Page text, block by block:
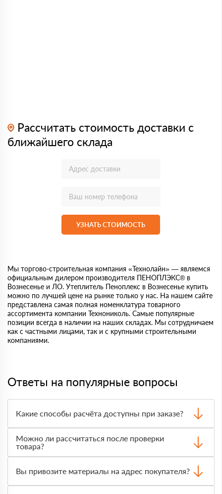
Рассчитать стоимость доставки с
ближайшего склада
УЗНАТЬ СТОИМОСТЬ
Мы торгово-строительная компания «Технолайн» — являемся
официальным дилером производителя ПЕНОПЛЭКС® в
Вознесенье и ЛО. Утеплитель Пеноплекс в Вознесенье купить
можно по лучшей цене на рынке только у нас. На нашем сайте
представлена самая полная номенклатура товарного
ассортимента компании Технониколь. Самые популярные
позиции всегда в наличии на наших складах. Мы сотрудничаем
как с частными лицами, так и с крупными строительными
компаниями.
Ответы на популярные вопросы
Какие способы расчёта доступны при заказе?
счёту. Точный формат оплаты менеджер согласует с
вами до отгрузки.
Можно ли рассчитаться после проверки
товара?
получения. Сначала вы принимаете материал,
проверяете количество и внешний вид, затем
оплачиваете.
Вы привозите материалы на адрес покупателя?